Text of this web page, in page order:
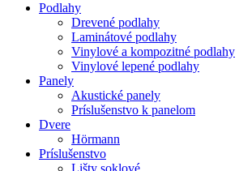
Podlahy
Drevené podlahy
Laminátové podlahy
Vinylové a kompozitné podlahy
Vinylové lepené podlahy
Panely
Akustické panely
Príslušenstvo k panelom
Dvere
Hörmann
Príslušenstvo
Lišty soklové